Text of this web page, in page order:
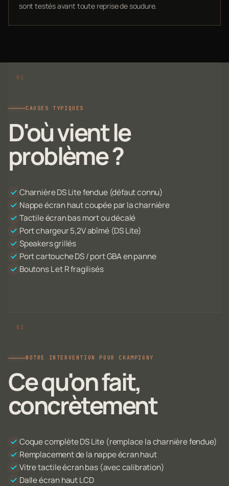
sont testés avant toute reprise de soudure.
CAUSES TYPIQUES
D'où vient le
problème ?
Charnière DS Lite fendue (défaut connu)
Nappe écran haut coupée par la charnière
Tactile écran bas mort ou décalé
Port chargeur 5,2V abîmé (DS Lite)
Speakers grillés
Port cartouche DS / port GBA en panne
Boutons L et R fragilisés
NOTRE INTERVENTION POUR CHAMPIGNY
Ce qu'on fait,
concrètement
Coque complète DS Lite (remplace la charnière fendue)
Remplacement de la nappe écran haut
Vitre tactile écran bas (avec calibration)
Dalle écran haut LCD